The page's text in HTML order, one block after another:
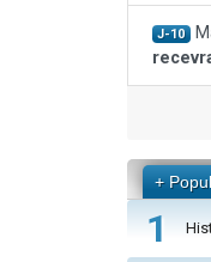
J-10
+
1